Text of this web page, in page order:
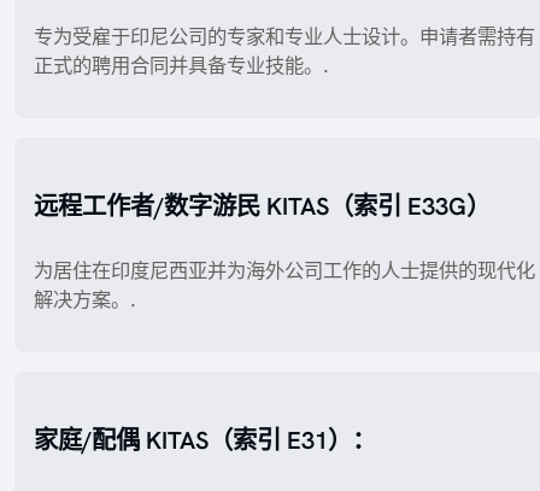
专为受雇于印尼公司的专家和专业人士设计。申请者需持有
正式的聘用合同并具备专业技能。.
远程工作者/数字游民 KITAS（索引 E33G）
为居住在印度尼西亚并为海外公司工作的人士提供的现代化
解决方案。.
家庭/配偶 KITAS（索引 E31）：